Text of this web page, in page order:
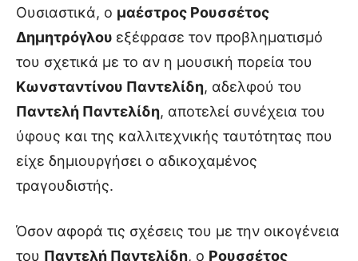
Ουσιαστικά, ο μαέστρος Ρουσσέτος
Δημητρόγλου εξέφρασε τον προβληματισμό
του σχετικά με το αν η μουσική πορεία του
Κωνσταντίνου Παντελίδη, αδελφού του
Παντελή Παντελίδη, αποτελεί συνέχεια του
ύφους και της καλλιτεχνικής ταυτότητας που
είχε δημιουργήσει ο αδικοχαμένος
τραγουδιστής.
Όσον αφορά τις σχέσεις του με την οικογένεια
του Παντελή Παντελίδη, ο Ρουσσέτος